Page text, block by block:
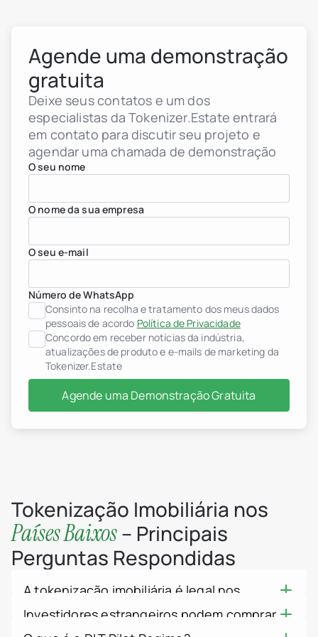
Agende uma demonstração
gratuita
Deixe seus contatos e um dos
especialistas da Tokenizer.Estate entrará
em contato para discutir seu projeto e
agendar uma chamada de demonstração
O seu nome
O nome da sua empresa
O seu e-mail
Número de WhatsApp
Consinto na recolha e tratamento dos meus dados
pessoais de acordo Política de Privacidade
Concordo em receber notícias da indústria,
atualizações de produto e e-mails de marketing da
Tokenizer.Estate
Agende uma Demonstração Gratuita
Tokenização Imobiliária nos
Países Baixos– Principais
Perguntas Respondidas
A tokenização imobiliária é legal nos
Países Baixos?
Investidores estrangeiros podem comprar
imóveis holandeses tokenizados?
Promotores Imobiliários
Fundos de Investimento
Empresas Imobiliárias
Instituições Financeiras
Indivíduos com Elevado
França
Geórgia
Alemanha
Grécia
Indonésia
Itália
Países Baixos